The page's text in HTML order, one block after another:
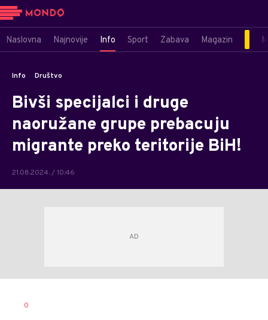
Naslovna Najnovije Info Sport Zabava Magazin
Info Društvo
Bivši specijalci i druge
naoružane grupe prebacuju
migrante preko teritorije BiH!
21.08.2024. / 10:46
AUTOR
0